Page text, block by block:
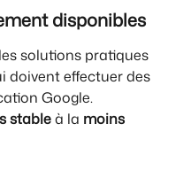
disponibles
solutions pratiques
doivent effectuer des
Google.
stable à la moins